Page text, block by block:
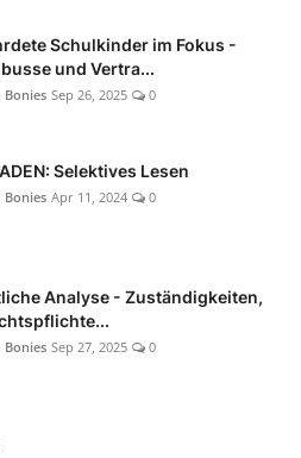
Schulkinder im Fokus -
und Vertra...
Bonies Sep 26, 2025 0
Selektives Lesen
Bonies Apr 11, 2024 0
Analyse - Zuständigkeiten,
Bonies Sep 27, 2025 0